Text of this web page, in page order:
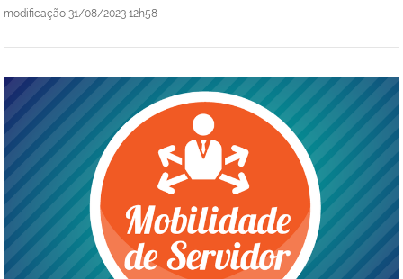
modificação 31/08/2023 12h58